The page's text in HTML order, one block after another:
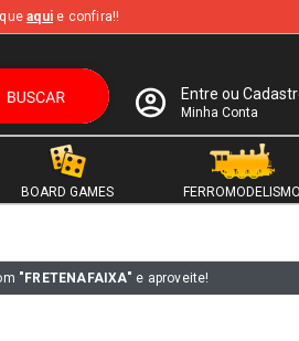
aqui e confira!!
Entre ou
Minha Conta
BOARD GAMES FERROMODELISMO
"FRETENAFAIXA" e aproveite!